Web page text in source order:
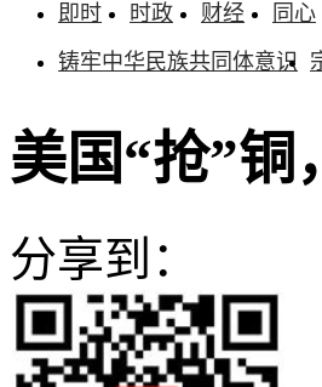
即时 时政 财经 同心
铸牢中华民族共同体意识
美国“抢”铜
分享到：